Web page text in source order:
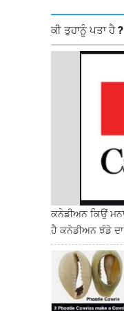
ਕੀ ਤੁਹਾਨੂੰ ਪਤਾ ਹੈ ?
ਕਨੇਡੀਅਨ ਕਿਉਂ
ਹੈ ਕਨੇਡੀਅਨ ਝੰਡੇ